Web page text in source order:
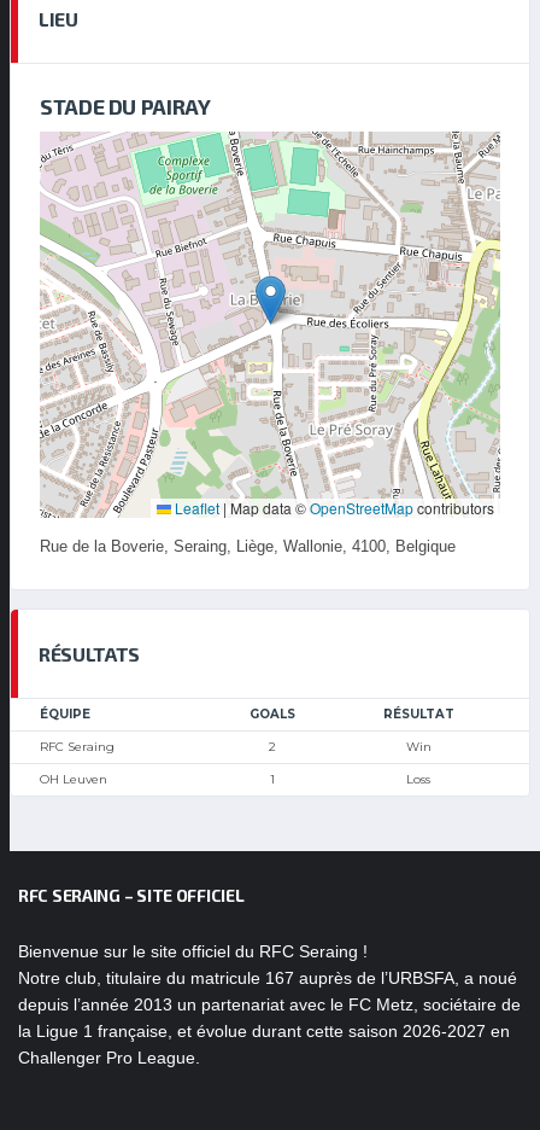
LIEU
STADE DU PAIRAY
Leaflet | Map data ©OpenStreetMapcontributors
Rue de la Boverie, Seraing, Liège, Wallonie, 4100, Belgique
RÉSULTATS
ÉQUIPE GOALS RÉSULTAT
RFC Seraing 2 Win
OH Leuven 1 Loss
RFC SERAING – SITE OFFICIEL
Bienvenue sur le site officiel du RFC Seraing !
Notre club, titulaire du matricule 167 auprès de l’URBSFA, a noué
depuis l’année 2013 un partenariat avec le FC Metz, sociétaire de
la Ligue 1 française, et évolue durant cette saison 2026-2027 en
Challenger Pro League.